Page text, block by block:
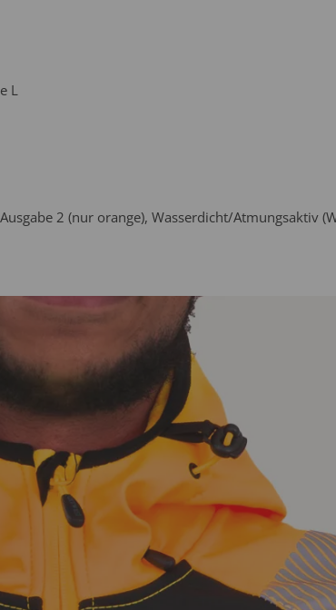
L
2 (nur orange), Wasserdicht/Atmungsaktiv